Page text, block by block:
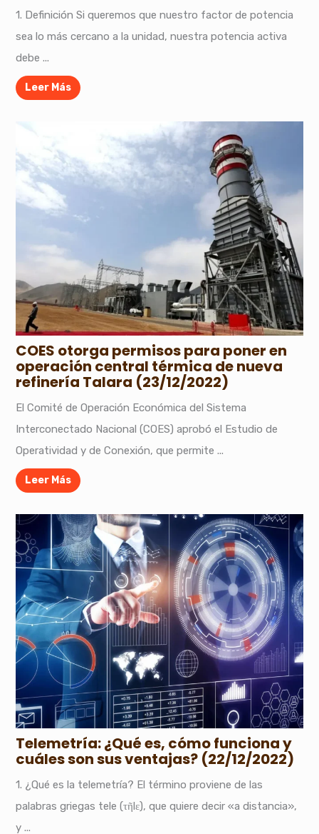
1. Definición Si queremos que nuestro factor de potencia
sea lo más cercano a la unidad, nuestra potencia activa
debe ...
Leer Más
COES otorga permisos para poner en
operación central térmica de nueva
refinería Talara (23/12/2022)
El Comité de Operación Económica del Sistema
Interconectado Nacional (COES) aprobó el Estudio de
Operatividad y de Conexión, que permite ...
Leer Más
Telemetría: ¿Qué es, cómo funciona y
cuáles son sus ventajas? (22/12/2022)
1. ¿Qué es la telemetría? El término proviene de las
palabras griegas tele (τῆlε), que quiere decir «a distancia»,
y ...